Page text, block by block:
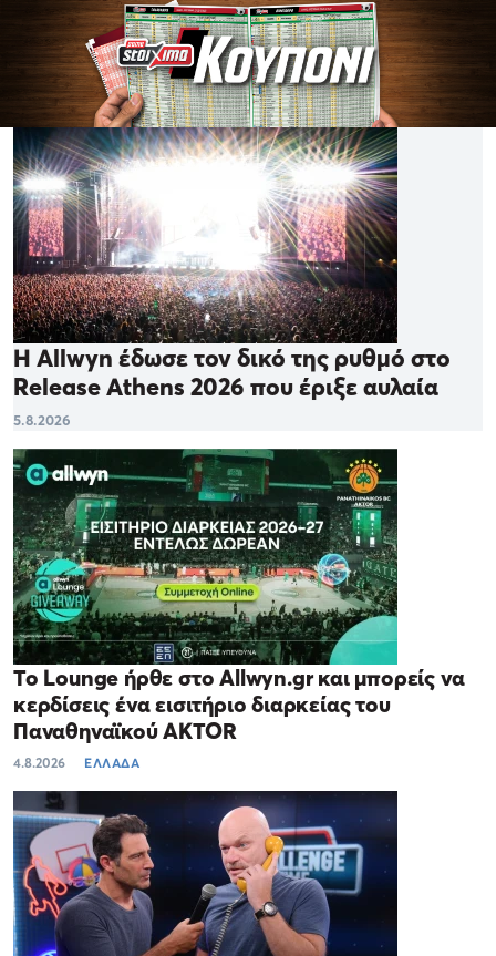
Η Allwyn έδωσε τον δικό της ρυθμό στο
Release Athens 2026 που έριξε αυλαία
5.8.2026
Το Lounge ήρθε στο Allwyn.gr και μπορείς να
κερδίσεις ένα εισιτήριο διαρκείας του
Παναθηναϊκού AKTOR
4.8.2026 ΕΛΛΑΔΑ